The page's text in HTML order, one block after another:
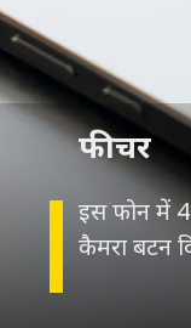
इस फोन में
कैमरा बटन